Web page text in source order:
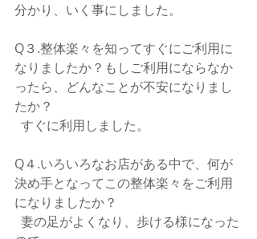
分かり、いく事にしました。
Q３.整体楽々を知ってすぐにご利用に
なりましたか？もしご利用にならなか
ったら、どんなことが不安になりまし
たか？
  すぐに利用しました。
Q４.いろいろなお店がある中で、何が
決め手となってこの整体楽々をご利用
になりましたか？